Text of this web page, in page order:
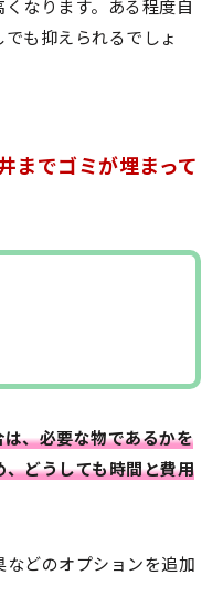
なります。ある程度自
も抑えられるでしょ
までゴミが埋まって
、必要な物であるかを
どうしても時間と費用
どのオプションを追加